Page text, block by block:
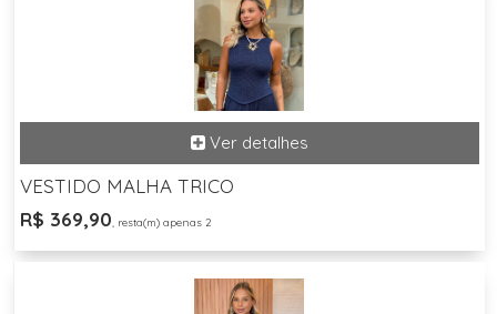
VESTIDO MALHA TRICO
R$ 369,90, resta(m) apenas 2